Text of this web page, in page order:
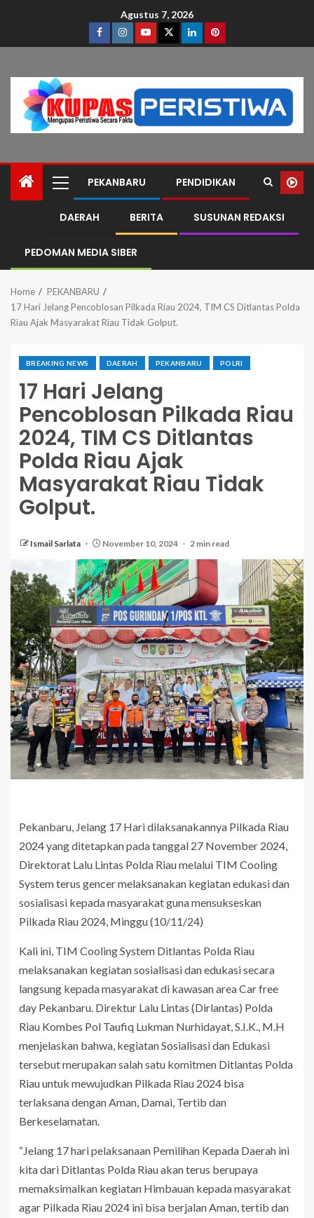
Agustus 7, 2026
PEKANBARU PENDIDIKAN
DAERAH BERITA SUSUNAN REDAKSI
PEDOMAN MEDIA SIBER
Home
PEKANBARU
17 Hari Jelang Pencoblosan Pilkada Riau 2024, TIM CS Ditlantas Polda
Riau Ajak Masyarakat Riau Tidak Golput.
BREAKING NEWS DAERAH PEKANBARU POLRI
17 Hari Jelang
Pencoblosan Pilkada Riau
2024, TIM CS Ditlantas
Polda Riau Ajak
Masyarakat Riau Tidak
Golput.
Ismail Sarlata November 10, 2024 2 min read
Pekanbaru, Jelang 17 Hari dilaksanakannya Pilkada Riau
2024 yang ditetapkan pada tanggal 27 November 2024,
Direktorat Lalu Lintas Polda Riau melalui TIM Cooling
System terus gencer melaksanakan kegiatan edukasi dan
sosialisasi kepada masyarakat guna mensukseskan
Pilkada Riau 2024, Minggu (10/11/24)
Kali ini, TIM Cooling System Ditlantas Polda Riau
melaksanakan kegiatan sosialisasi dan edukasi secara
langsung kepada masyarakat di kawasan area Car free
day Pekanbaru. Direktur Lalu Lintas (Dirlantas) Polda
Riau Kombes Pol Taufiq Lukman Nurhidayat, S.I.K., M.H
menjelaskan bahwa, kegiatan Sosialisasi dan Edukasi
tersebut merupakan salah satu komitmen Ditlantas Polda
Riau untuk mewujudkan Pilkada Riau 2024 bisa
terlaksana dengan Aman, Damai, Tertib dan
Berkeselamatan.
“Jelang 17 hari pelaksanaan Pemilihan Kepada Daerah ini
kita dari Ditlantas Polda Riau akan terus berupaya
memaksimalkan kegiatan Himbauan kepada masyarakat
agar Pilkada Riau 2024 ini bisa berjalan Aman, tertib dan